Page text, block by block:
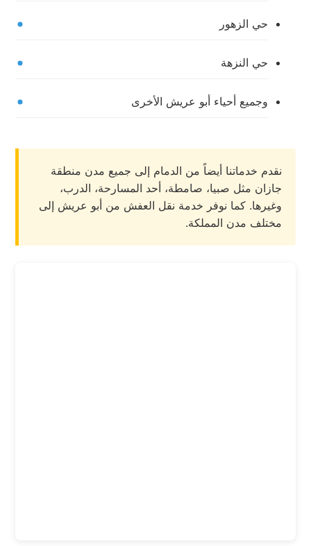
حي الزهور
حي النزهة
وجميع أحياء أبو عريش الأخرى
نقدم خدماتنا أيضاً من الدمام إلى جميع مدن منطقة
جازان مثل صبيا، صامطة، أحد المسارحة، الدرب،
وغيرها. كما نوفر خدمة نقل العفش من أبو عريش إلى
مختلف مدن المملكة.